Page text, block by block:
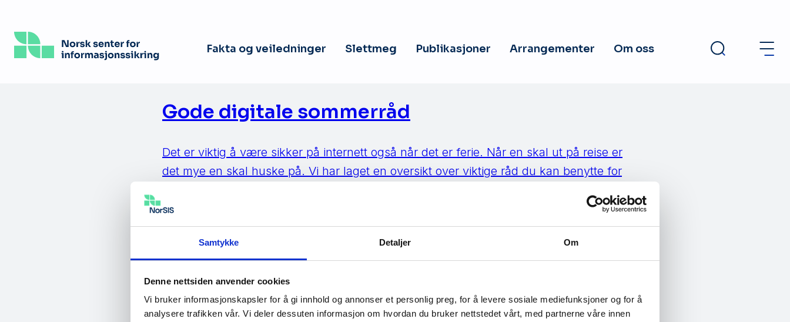
Samtykke Detaljer Om
Denne nettsiden anvender cookies
Vi bruker informasjonskapsler for å gi innhold og annonser et personlig preg, for å levere sosiale mediefunksjoner og for å
analysere trafikken vår. Vi deler dessuten informasjon om hvordan du bruker nettstedet vårt, med partnerne våre innen
hovedinnhold
Fakta og veiledninger Slettmeg Publikasjoner Arrangementer Om oss
Gode digitale sommerråd
Det er viktig å være sikker på internett også når det er ferie. Når en skal ut på reise er
det mye en skal huske på. Vi har laget en oversikt over viktige råd du kan benytte for
finnes […]
Nyhet01.07.2022